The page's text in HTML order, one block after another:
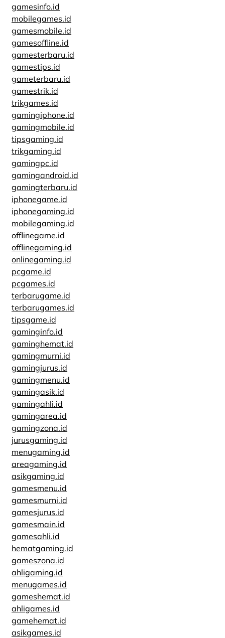
gamesinfo.id
mobilegames.id
gamesmobile.id
gamesoffline.id
gamesterbaru.id
gamestips.id
gameterbaru.id
gamestrik.id
trikgames.id
gamingiphone.id
gamingmobile.id
tipsgaming.id
trikgaming.id
gamingpc.id
gamingandroid.id
gamingterbaru.id
iphonegame.id
iphonegaming.id
mobilegaming.id
offlinegame.id
offlinegaming.id
onlinegaming.id
pcgame.id
pcgames.id
terbarugame.id
terbarugames.id
tipsgame.id
gaminginfo.id
gaminghemat.id
gamingmurni.id
gamingjurus.id
gamingmenu.id
gamingasik.id
gamingahli.id
gamingarea.id
gamingzona.id
jurusgaming.id
menugaming.id
areagaming.id
asikgaming.id
gamesmenu.id
gamesmurni.id
gamesjurus.id
gamesmain.id
gamesahli.id
hematgaming.id
gameszona.id
ahligaming.id
menugames.id
gameshemat.id
ahligames.id
gamehemat.id
asikgames.id